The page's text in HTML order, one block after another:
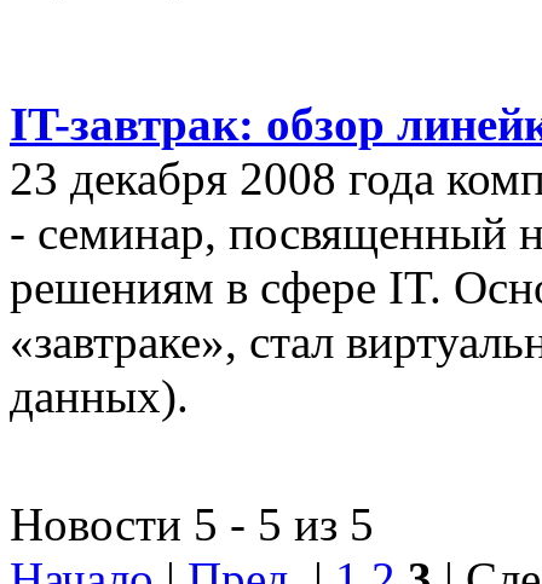
IT-завтрак: обзор
23 декабря 2008 года
- семинар, посвященный
решениям в сфере IT.
«завтраке», стал
данных).
Новости 5 - 5 из 5